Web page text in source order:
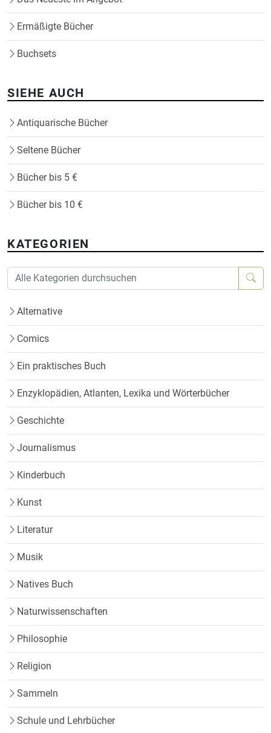
Ermäßigte Bücher
Buchsets
SIEHE AUCH
Antiquarische Bücher
Seltene Bücher
Bücher bis 5 €
Bücher bis 10 €
KATEGORIEN
Alternative
Comics
Ein praktisches Buch
Enzyklopädien, Atlanten, Lexika und Wörterbücher
Geschichte
Journalismus
Kinderbuch
Kunst
Literatur
Musik
Natives Buch
Naturwissenschaften
Philosophie
Religion
Sammeln
Schule und Lehrbücher